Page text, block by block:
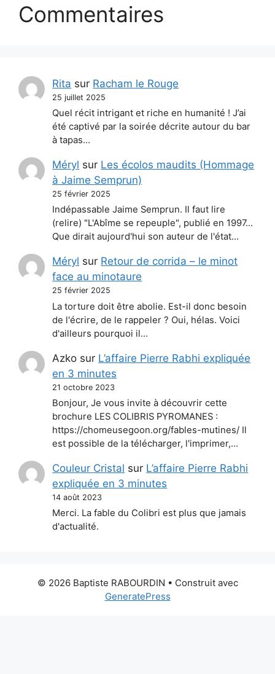
Commentaires
Rita sur Racham le Rouge
25 juillet 2025
Quel récit intrigant et riche en humanité ! J’ai
été captivé par la soirée décrite autour du bar
à tapas…
Méryl sur Les écolos maudits (Hommage
à Jaime Semprun)
25 février 2025
Indépassable Jaime Semprun. Il faut lire
(relire) "L'Abîme se repeuple", publié en 1997...
Que dirait aujourd'hui son auteur de l'état…
Méryl sur Retour de corrida – le minot
face au minotaure
25 février 2025
La torture doit être abolie. Est-il donc besoin
de l'écrire, de le rappeler ? Oui, hélas. Voici
d'ailleurs pourquoi il…
Azko sur L’affaire Pierre Rabhi expliquée
en 3 minutes
21 octobre 2023
Bonjour, Je vous invite à découvrir cette
brochure LES COLIBRIS PYROMANES :
https://chomeusegoon.org/fables-mutines/ Il
est possible de la télécharger, l'imprimer,…
Couleur Cristal sur L’affaire Pierre Rabhi
expliquée en 3 minutes
14 août 2023
Merci. La fable du Colibri est plus que jamais
d'actualité.
© 2026 Baptiste RABOURDIN • Construit avec
GeneratePress